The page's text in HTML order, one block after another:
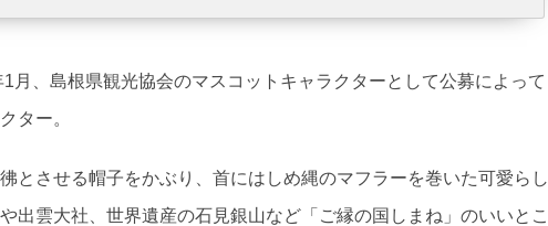
1月、島根県観光協会のマスコットキャラクターとして公募によって
ター。
とさせる帽子をかぶり、首にはしめ縄のマフラーを巻いた可愛らし
出雲大社、世界遺産の石見銀山など「ご縁の国しまね」のいいとこ